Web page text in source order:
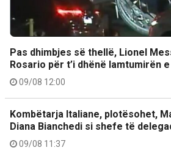
Pas dhimbjes së thellë, Lionel
Rosario për t’i dhënë lamtumirën
09/08 12:00
Kombëtarja Italiane, plotësohet,
Diana Bianchedi si shefe të
09/08 11:37